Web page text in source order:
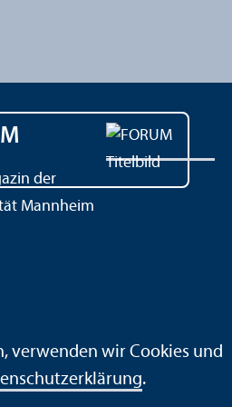
der
Mannheim
verwenden wir Cookies und
.